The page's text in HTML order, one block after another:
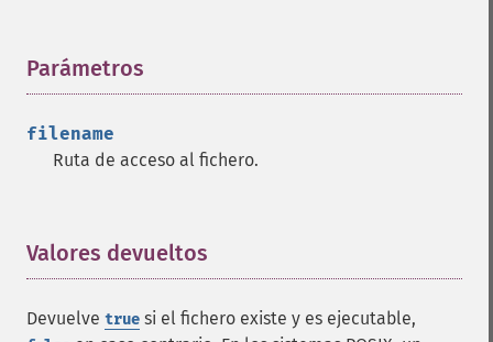
Parámetros
filename
Ruta de acceso al fichero.
Valores devueltos
Devuelve true si el fichero existe y es ejecutable,